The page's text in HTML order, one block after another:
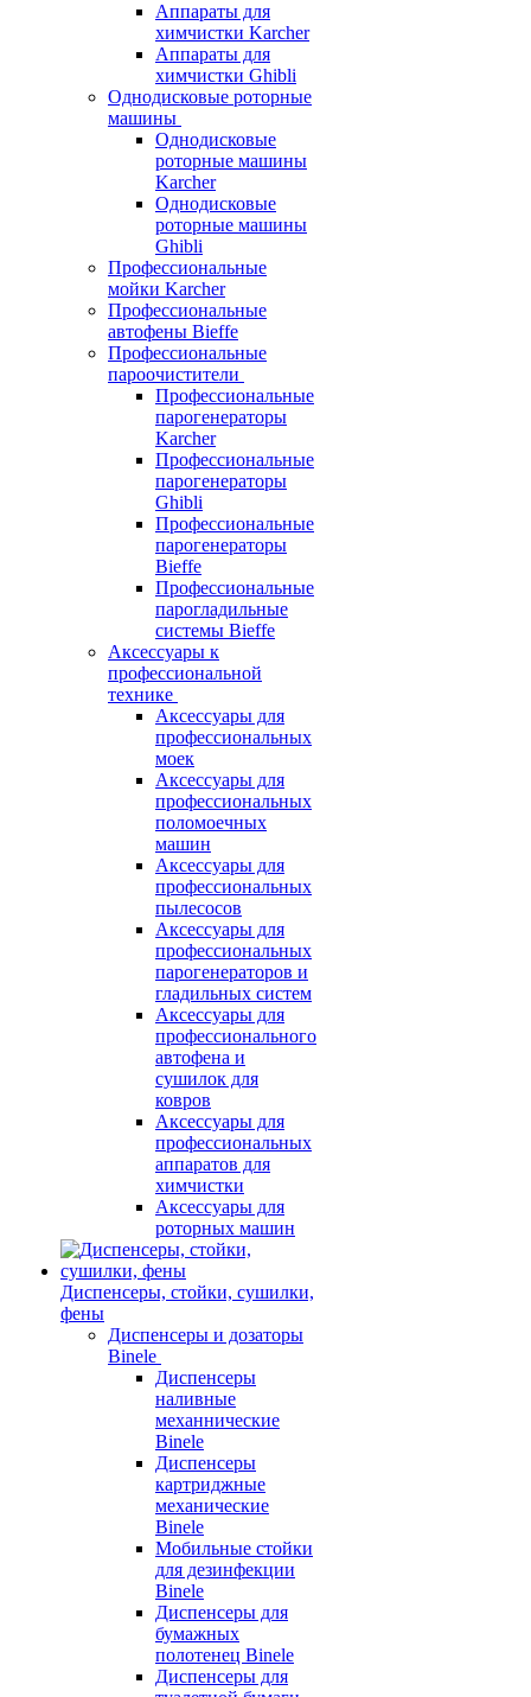
Аппараты для
химчистки Karcher
Аппараты для
химчистки Ghibli
Однодисковые роторные
машины
Однодисковые
роторные машины
Karcher
Однодисковые
роторные машины
Ghibli
Профессиональные
мойки Karcher
Профессиональные
автофены Bieffe
Профессиональные
пароочистители
Профессиональные
парогенераторы
Karcher
Профессиональные
парогенераторы
Ghibli
Профессиональные
парогенераторы
Bieffe
Профессиональные
парогладильные
системы Bieffe
Аксессуары к
профессиональной
технике
Аксессуары для
профессиональных
моек
Аксессуары для
профессиональных
поломоечных
машин
Аксессуары для
профессиональных
пылесосов
Аксессуары для
профессиональных
парогенераторов и
гладильных систем
Аксессуары для
профессионального
автофена и
сушилок для
ковров
Аксессуары для
профессиональных
аппаратов для
химчистки
Аксессуары для
роторных машин
Диспенсеры, стойки, сушилки,
фены
Диспенсеры и дозаторы
Binele
Диспенсеры
наливные
механнические
Binele
Диспенсеры
картриджные
механические
Binele
Мобильные стойки
для дезинфекции
Binele
Диспенсеры для
бумажных
полотенец Binele
Диспенсеры для